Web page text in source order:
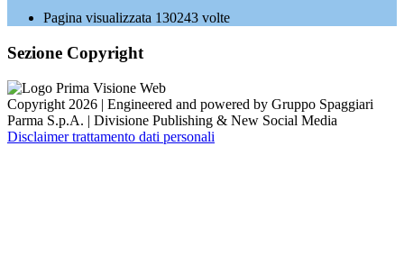
Pagina visualizzata 130243 volte
Sezione Copyright
Copyright 2026 | Engineered and powered by Gruppo Spaggiari
Parma S.p.A. | Divisione Publishing & New Social Media
Disclaimer trattamento dati personali